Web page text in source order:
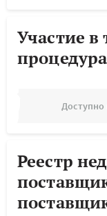
Участие в
Доступно
Реестр